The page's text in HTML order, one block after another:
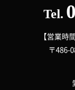
Tel.
【営業時
〒486-